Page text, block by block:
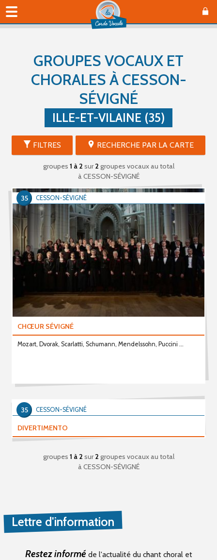
GROUPES VOCAUX ET
CHORALES À CESSON-
SÉVIGNÉ
ILLE-ET-VILAINE (35)
FILTRES RECHERCHE PAR LA CARTE
groupes 1 à 2 sur2 groupes vocaux au total
à CESSON-SÉVIGNÉ
CHŒUR SÉVIGNÉ
Mozart, Dvorak, Scarlatti, Schumann, Mendelssohn, Puccini ...
CESSON-SÉVIGNÉ
35
DIVERTIMENTO
CESSON-SÉVIGNÉ
35
groupes 1 à 2 sur2 groupes vocaux au total
à CESSON-SÉVIGNÉ
Lettre d'information
Restez informé de l'actualité du chant choral et